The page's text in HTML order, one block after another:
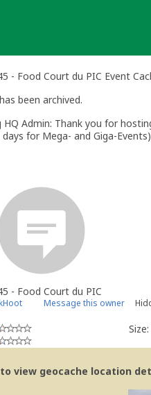
- Food Court du PIC Event
been archived.
HQ Admin: Thank you for
days for Mega- and Giga-
- Food Court du PIC
Message this owner
Size:
to view geocache location